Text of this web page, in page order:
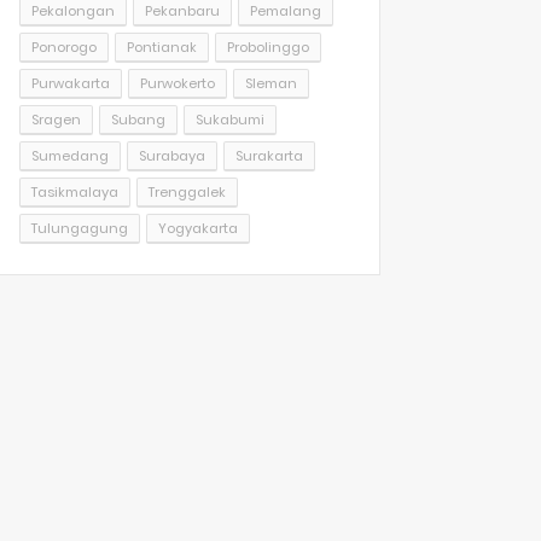
Pekalongan
Pekanbaru
Pemalang
Ponorogo
Pontianak
Probolinggo
Purwakarta
Purwokerto
Sleman
Sragen
Subang
Sukabumi
Sumedang
Surabaya
Surakarta
Tasikmalaya
Trenggalek
Tulungagung
Yogyakarta